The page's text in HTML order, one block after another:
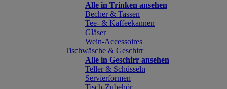
Alle in Trinken ansehen
Becher & Tassen
Tee- & Kaffeekannen
Gläser
Wein-Accessoires
Tischwäsche & Geschirr
Alle in Geschirr ansehen
Teller & Schüsseln
Servierformen
Tisch-Zubehör